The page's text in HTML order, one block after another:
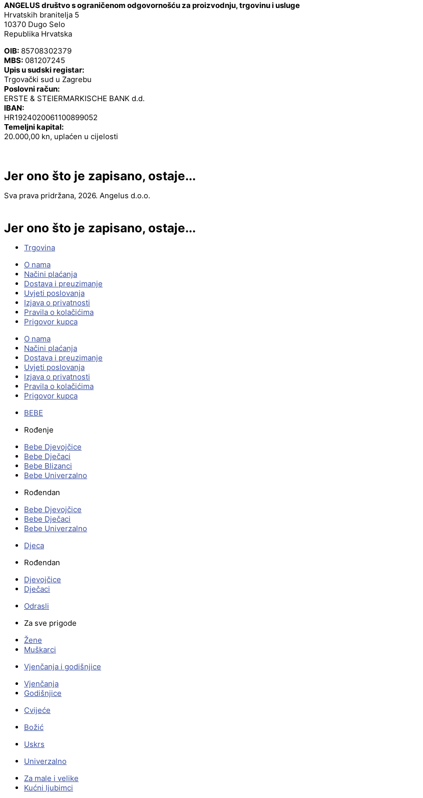
ANGELUS društvo s ograničenom odgovornošću za proizvodnju, trgovinu i usluge
Hrvatskih branitelja 5
10370 Dugo Selo
Republika Hrvatska
OIB: 85708302379
MBS: 081207245
Upis u sudski registar:
Trgovački sud u Zagrebu
Poslovni račun:
ERSTE & STEIERMARKISCHE BANK d.d.
IBAN:
HR1924020061100899052
Temeljni kapital:
20.000,00 kn, uplaćen u cijelosti
Jer ono što je zapisano, ostaje...
Sva prava pridržana, 2026. Angelus d.o.o.
Jer ono što je zapisano, ostaje...
Trgovina
O nama
Načini plaćanja
Dostava i preuzimanje
Uvjeti poslovanja
Izjava o privatnosti
Pravila o kolačićima
Prigovor kupca
O nama
Načini plaćanja
Dostava i preuzimanje
Uvjeti poslovanja
Izjava o privatnosti
Pravila o kolačićima
Prigovor kupca
BEBE
Rođenje
Bebe Djevojčice
Bebe Dječaci
Bebe Blizanci
Bebe Univerzalno
Rođendan
Bebe Djevojčice
Bebe Dječaci
Bebe Univerzalno
Djeca
Rođendan
Djevojčice
Dječaci
Odrasli
Za sve prigode
Žene
Muškarci
Vjenčanja i godišnjice
Vjenčanja
Godišnjice
Cvijeće
Božić
Uskrs
Univerzalno
Za male i velike
Kućni ljubimci